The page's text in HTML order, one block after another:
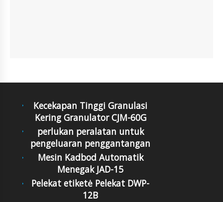
Kecekapan Tinggi Granulasi
Kering Granulator CJM-60G
perlukan peralatan untuk
pengeluaran penggantangan
Mesin Kadbod Automatik
Menegak JAD-15
Pelekat etiketė Pelekat DWP-
12B